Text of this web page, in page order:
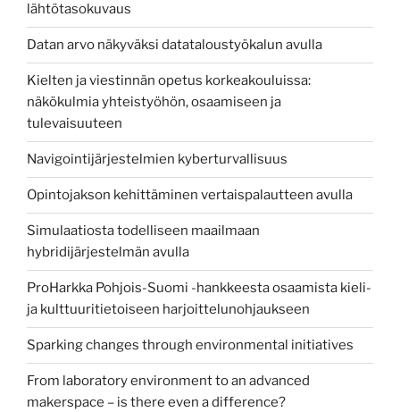
lähtötasokuvaus
Datan arvo näkyväksi datataloustyökalun avulla
Kielten ja viestinnän opetus korkeakouluissa:
näkökulmia yhteistyöhön, osaamiseen ja
tulevaisuuteen
Navigointijärjestelmien kyberturvallisuus
Opintojakson kehittäminen vertaispalautteen avulla
Simulaatiosta todelliseen maailmaan
hybridijärjestelmän avulla
ProHarkka Pohjois-Suomi -hankkeesta osaamista kieli-
ja kulttuuritietoiseen harjoittelunohjaukseen
Sparking changes through environmental initiatives
From laboratory environment to an advanced
makerspace – is there even a difference?